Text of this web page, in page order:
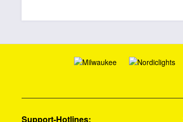
Support-Hotlines: